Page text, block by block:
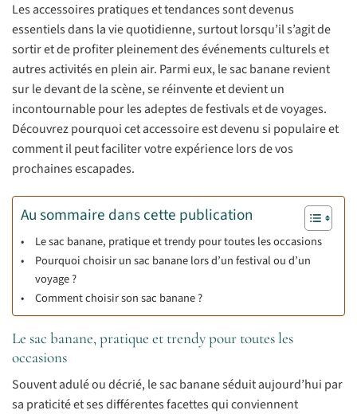
Les accessoires pratiques et tendances sont devenus
essentiels dans la vie quotidienne, surtout lorsqu’il s’agit de
sortir et de profiter pleinement des événements culturels et
autres activités en plein air. Parmi eux, le sac banane revient
sur le devant de la scène, se réinvente et devient un
incontournable pour les adeptes de festivals et de voyages.
Découvrez pourquoi cet accessoire est devenu si populaire et
comment il peut faciliter votre expérience lors de vos
prochaines escapades.
Au sommaire dans cette publication
Le sac banane, pratique et trendy pour toutes les occasions
Pourquoi choisir un sac banane lors d’un festival ou d’un
voyage ?
Comment choisir son sac banane ?
Le sac banane, pratique et trendy pour toutes les
occasions
Souvent adulé ou décrié, le sac banane séduit aujourd’hui par
sa praticité et ses différentes facettes qui conviennent